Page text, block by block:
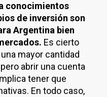
conocimientos
de inversión son
Argentina bien
Es cierto
mayor cantidad
abrir una cuenta
tener que
En todo caso,